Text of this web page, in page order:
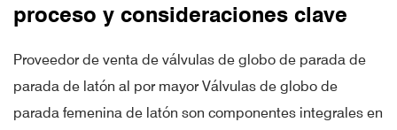
proceso y consideraciones clave
Proveedor de venta de válvulas de globo de parada de
parada de latón al por mayor Válvulas de globo de
parada femenina de latón son componentes integrales en